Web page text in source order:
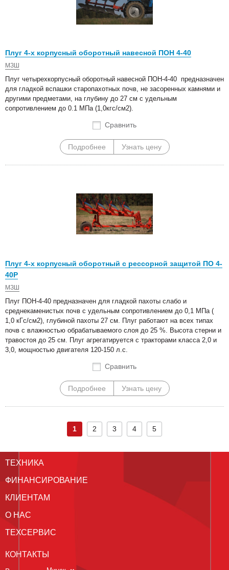
Плуг 4-х корпусный оборотный навесной ПОН 4-40
МЗШ
Плуг четырехкорпусный оборотный навесной ПОН-4-40 предназначен
для гладкой вспашки старопахотных почв, не засоренных камнями и
другими предметами, на глубину до 27 см с удельным
сопротивлением до 0.1 МПа (1,0кгс/см2).
Сравнить
Подробнее Узнать цену
Плуг 4-х корпусный оборотный с рессорной защитой ПО 4-
40Р
МЗШ
Плуг ПОН-4-40 предназначен для гладкой пахоты слабо и
среднекаменистых почв с удельным сопротивлением до 0,1 МПа (
1,0 кГс/см2), глубиной пахоты 27 см. Плуг работают на всех типах
почв с влажностью обрабатываемого слоя до 25 %. Высота стерни и
травостоя до 25 см. Плуг агрегатируется с тракторами класса 2,0 и
3,0, мощностью двигателя 120-150 л.с.
Сравнить
Подробнее Узнать цену
1 2 3 4 5
ТЕХНИКА
ФИНАНСИРОВАНИЕ
КЛИЕНТАМ
О НАС
ТЕХСЕРВИС
КОНТАКТЫ